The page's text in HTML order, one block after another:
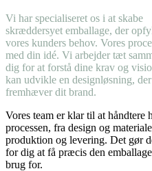
Vi har specialiseret os i at skabe
skræddersyet emballage, der
vores kunders behov. Vores
med din idé. Vi arbejder tæt
dig for at forstå dine krav og
kan udvikle en designløsning, der
fremhæver dit brand.
Vores team er klar til at håndtere
processen, fra design og
produktion og levering. Det gør
for dig at få præcis den
brug for.